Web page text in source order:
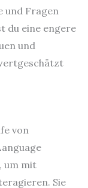
und Fragen
du eine engere
und
von
um mit
Sie